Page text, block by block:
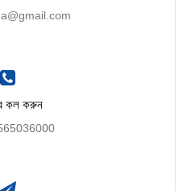
কল করুন